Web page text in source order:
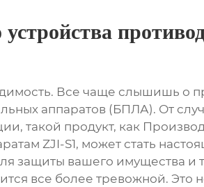
Все чаще слышишь о
аппаратов (БПЛА). От
такой продукт, как
ZJI-S1, может стать
защиты вашего имущества и
все более тревожной. Это